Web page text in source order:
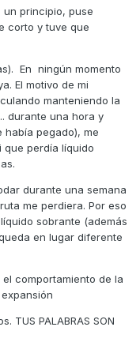
principio, puse
corto y tuve que
En ningún momento
El motivo de mi
manteniendo la
durante una hora y
había pegado), me
perdía líquido
durante una semana
me perdiera. Por eso
sobrante (además
en lugar diferente
comportamiento de la
TUS PALABRAS SON